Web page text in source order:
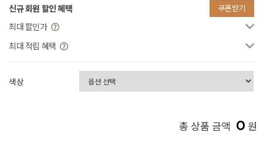
신규 회원 할인 혜택 쿠폰받기
최대 할인가
최대 적립 혜택
색상
총 상품 금액 0 원